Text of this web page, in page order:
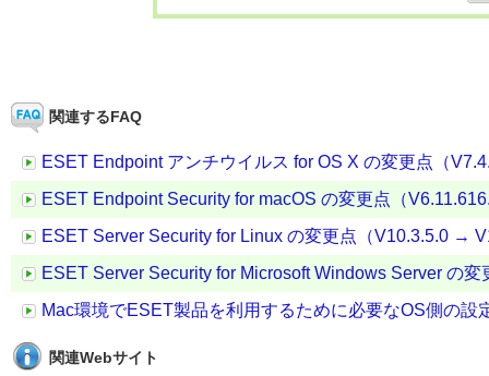
関連するFAQ
ESET Endpoint アンチウイルス for OS X の変更点（
ESET Endpoint Security for macOS の変更点（
ESET Server Security for Linux の変更点（V10.3.5.0 →
ESET Server Security for Microsoft Windows Server の
Mac環境でESET製品を利用するために必要なOS側の設
関連Webサイト